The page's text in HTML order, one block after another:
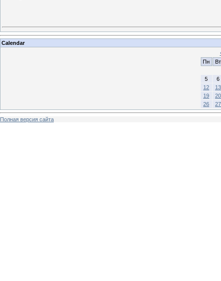
Calendar
Пн
Вт
5
6
12
13
19
20
26
27
Полная версия сайта